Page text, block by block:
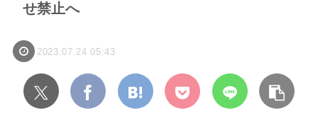
せ禁止へ
2023.07.24 05:43